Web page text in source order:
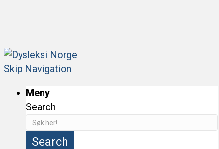
Skip Navigation
Meny
Search
Search